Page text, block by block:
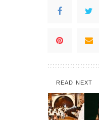
READ NEXT